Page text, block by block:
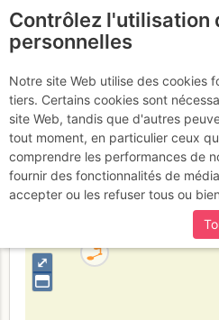
Rocher des
La voie du CAF
France Corse-
⤢
Contrôlez l'utilisation
personnelles
Notre site Web utilise des cookies
tiers. Certains cookies sont
site Web, tandis que d'autres
tout moment, en particulier ceux
comprendre les performances de
fournir des fonctionnalités de
accepter ou les refuser tous ou bien